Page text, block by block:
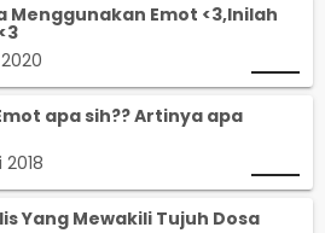
Menggunakan Emot <3,Inilah
apa sih?? Artinya apa
Yang Mewakili Tujuh Dosa